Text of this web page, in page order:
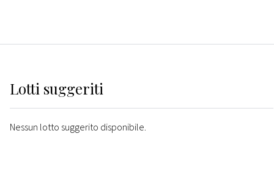
Lotti suggeriti
Nessun lotto suggerito disponibile.